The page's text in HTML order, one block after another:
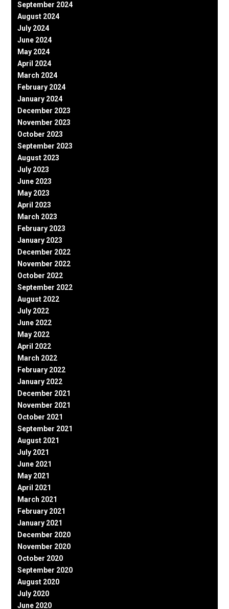
September 2024
August 2024
July 2024
June 2024
May 2024
April 2024
March 2024
February 2024
January 2024
December 2023
November 2023
October 2023
September 2023
August 2023
July 2023
June 2023
May 2023
April 2023
March 2023
February 2023
January 2023
December 2022
November 2022
October 2022
September 2022
August 2022
July 2022
June 2022
May 2022
April 2022
March 2022
February 2022
January 2022
December 2021
November 2021
October 2021
September 2021
August 2021
July 2021
June 2021
May 2021
April 2021
March 2021
February 2021
January 2021
December 2020
November 2020
October 2020
September 2020
August 2020
July 2020
June 2020